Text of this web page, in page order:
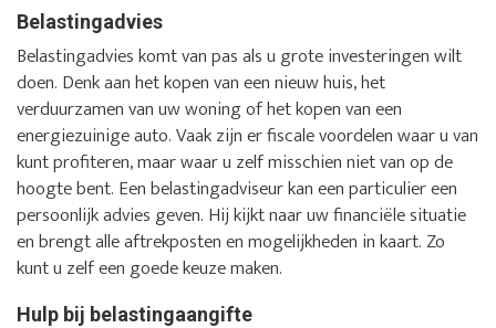
Belastingadvies
Belastingadvies komt van pas als u grote investeringen wilt
doen. Denk aan het kopen van een nieuw huis, het
verduurzamen van uw woning of het kopen van een
energiezuinige auto. Vaak zijn er fiscale voordelen waar u van
kunt profiteren, maar waar u zelf misschien niet van op de
hoogte bent. Een belastingadviseur kan een particulier een
persoonlijk advies geven. Hij kijkt naar uw financiële situatie
en brengt alle aftrekposten en mogelijkheden in kaart. Zo
kunt u zelf een goede keuze maken.
Hulp bij belastingaangifte